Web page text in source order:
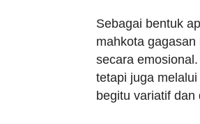
Sebagai bentuk
mahkota
secara
tetapi juga
begitu variatif